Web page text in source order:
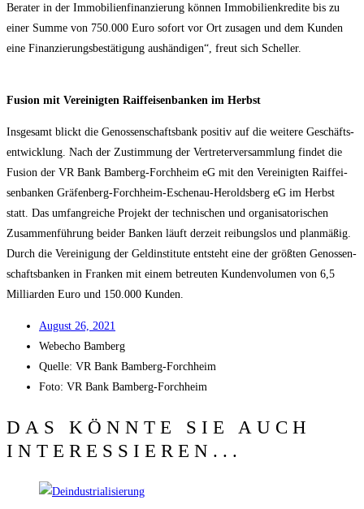
Bera­ter in der Immo­bi­li­en­fi­nan­zie­rung kön­nen Immo­bi­li­en­kre­di­te bis zu
einer Sum­me von 750.000 Euro sofort vor Ort zusa­gen und dem Kun­den
eine Finan­zie­rungs­be­stä­ti­gung aus­hän­di­gen“, freut sich Scheller.
Fusi­on mit Ver­ei­nig­ten Raiff­ei­sen­ban­ken im Herbst
Ins­ge­samt blickt die Genos­sen­schafts­bank posi­tiv auf die wei­te­re Geschäfts­
ent­wick­lung. Nach der Zustim­mung der Ver­tre­ter­ver­samm­lung fin­det die
Fusi­on der VR Bank Bam­berg-Forch­heim eG mit den Ver­ei­nig­ten Raiff­ei­
sen­ban­ken Grä­fen­berg-Forch­heim-Eschen­au-Herolds­berg eG im Herbst
statt. Das umfang­rei­che Pro­jekt der tech­ni­schen und orga­ni­sa­to­ri­schen
Zusam­men­füh­rung bei­der Ban­ken läuft der­zeit rei­bungs­los und plan­mä­ßig.
Durch die Ver­ei­ni­gung der Geld­in­sti­tu­te ent­steht eine der größ­ten Genos­sen­
schafts­ban­ken in Fran­ken mit einem betreu­ten Kun­den­vo­lu­men von 6,5
Mil­li­ar­den Euro und 150.000 Kunden.
August 26, 2021
Web­echo Bamberg
Quel­le: VR Bank Bamberg-Forchheim
Foto: VR Bank Bamberg-Forchheim
DAS KÖNNTE SIE AUCH
INTERESSIEREN...